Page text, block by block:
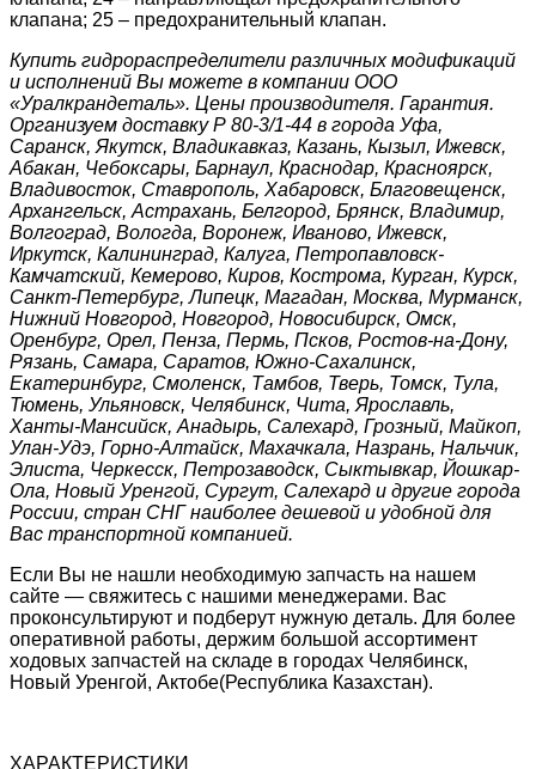
клапана; 25 – предохранительный клапан.
Купить гидрораспределители различных модификаций
и исполнений Вы можете в компании ООО
«Уралкрандеталь». Цены производителя. Гарантия.
Организуем доставку Р 80-3/1-44 в города Уфа,
Саранск, Якутск, Владикавказ, Казань, Кызыл, Ижевск,
Абакан, Чебоксары, Барнаул, Краснодар, Красноярск,
Владивосток, Ставрополь, Хабаровск, Благовещенск,
Архангельск, Астрахань, Белгород, Брянск, Владимир,
Волгоград, Вологда, Воронеж, Иваново, Ижевск,
Иркутск, Калининград, Калуга, Петропавловск-
Камчатский, Кемерово, Киров, Кострома, Курган, Курск,
Санкт-Петербург, Липецк, Магадан, Москва, Мурманск,
Нижний Новгород, Новгород, Новосибирск, Омск,
Оренбург, Орел, Пенза, Пермь, Псков, Ростов-на-Дону,
Рязань, Самара, Саратов, Южно-Сахалинск,
Екатеринбург, Смоленск, Тамбов, Тверь, Томск, Тула,
Тюмень, Ульяновск, Челябинск, Чита, Ярославль,
Ханты-Мансийск, Анадырь, Салехард, Грозный, Майкоп,
Улан-Удэ, Горно-Алтайск, Махачкала, Назрань, Нальчик,
Элиста, Черкесск, Петрозаводск, Сыктывкар, Йошкар-
Ола, Новый Уренгой, Сургут, Салехард и другие города
России, стран СНГ наиболее дешевой и удобной для
Вас транспортной компанией.
Если Вы не нашли необходимую запчасть на нашем
сайте — свяжитесь с нашими менеджерами. Вас
проконсультируют и подберут нужную деталь. Для более
оперативной работы, держим большой ассортимент
ходовых запчастей на складе в городах Челябинск,
Новый Уренгой, Актобе(Республика Казахстан).
ХАРАКТЕРИСТИКИ